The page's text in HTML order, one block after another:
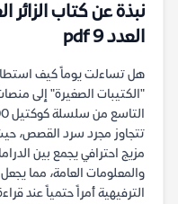
العدد 9 pdf
هل تساءلت يوماً كيف
"الكتيبات الصغيرة" إلى
تتجاوز مجرد سرد القصص،
مزيج احترافي يجمع بين
والمعلومات العامة، مما
الترفيهية أمراً حتمياً عند